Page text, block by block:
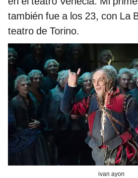
también fue a los 23, con La
teatro de Torino.
ivan ayon